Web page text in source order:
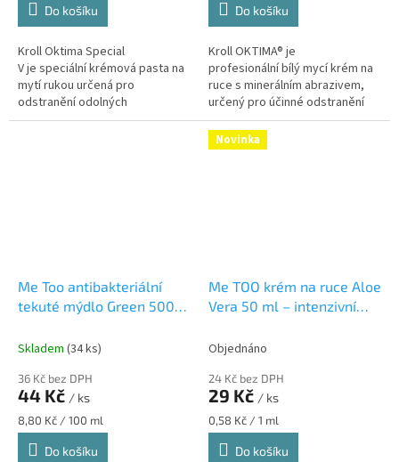
Do košíku
Kroll Oktima Special
V je speciální krémová pasta na
mytí rukou určená pro
odstranění odolných
průmyslových a dílenských
Do košíku
Kroll OKTIMA® je
profesionální bílý mycí krém na
ruce s minerálním abrazivem,
určený pro účinné odstranění
odolných nečistot v dílnách,
průmyslu, autoservisech i při...
Me Too antibakteriální
tekuté mýdlo Green 500
limetkový extrakt
ruce s Tea Tree a limetkou,
500 ml
Skladem (34 ks)
36 Kč bez DPH
44 Kč / ks
Měrná
cena:
8,80 Kč / 100 ml
Do košíku
Novinka
Me TOO krém na ruce Aloe
Vera 50 ml – intenzivní
suché ruce
rukou
Objednáno
24 Kč bez DPH
29 Kč / ks
Měrná
cena:
0,58 Kč / 1 ml
Do košíku